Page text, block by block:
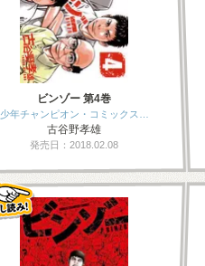
ビンゾー 第4巻
少年チャンピオン・コミックス…
古谷野孝雄
発売日：2018.02.08